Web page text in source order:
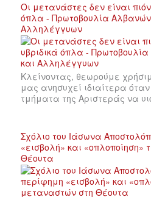
Οι μετανάστες δεν είναι
όπλα - Πρωτοβουλία
Αλληλέγγυων
Κλείνοντας, θεωρούμε
μας ανησυχεί ιδιαίτερα
τμήματα της Αριστεράς να
Σχόλιο του Ιάσωνα
«εισβολή» και
Θέουτα